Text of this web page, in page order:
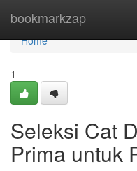
bookmarkzap
Home
Home
1
Seleksi Cat
Prima untuk